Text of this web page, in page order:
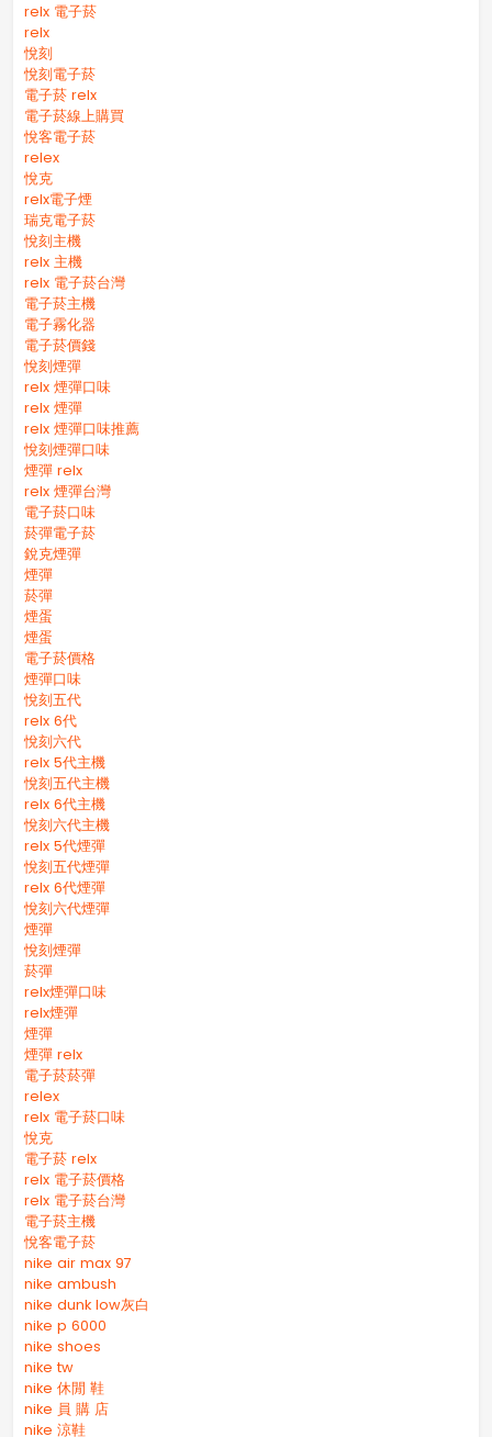
relx 電子菸
relx
悅刻
悅刻電子菸
電子菸 relx
電子菸線上購買
悅客電子菸
relex
悅克
relx電子煙
瑞克電子菸
悅刻主機
relx 主機
relx 電子菸台灣
電子菸主機
電子霧化器
電子菸價錢
悅刻煙彈
relx 煙彈口味
relx 煙彈
relx 煙彈口味推薦
悅刻煙彈口味
煙彈 relx
relx 煙彈台灣
電子菸口味
菸彈電子菸
銳克煙彈
煙彈
菸彈
煙蛋
煙蛋
電子菸價格
煙彈口味
悅刻五代
relx 6代
悅刻六代
relx 5代主機
悅刻五代主機
relx 6代主機
悅刻六代主機
relx 5代煙彈
悅刻五代煙彈
relx 6代煙彈
悅刻六代煙彈
煙彈
悅刻煙彈
菸彈
relx煙彈口味
relx煙彈
煙彈
煙彈 relx
電子菸菸彈
relex
relx 電子菸口味
悅克
電子菸 relx
relx 電子菸價格
relx 電子菸台灣
電子菸主機
悅客電子菸
nike air max 97
nike ambush
nike dunk low灰白
nike p 6000
nike shoes
nike tw
nike 休閒 鞋
nike 員 購 店
nike 涼鞋